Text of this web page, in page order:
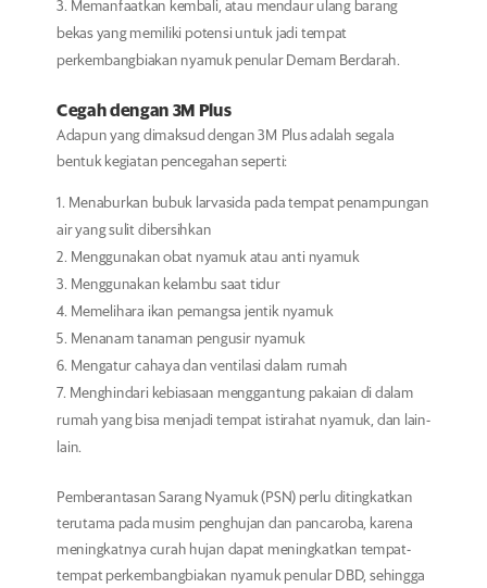
Memanfaatkan kembali, atau mendaur ulang barang
bekas yang memiliki potensi untuk jadi tempat
perkembangbiakan nyamuk penular Demam Berdarah.
Cegah dengan 3M Plus
Adapun yang dimaksud dengan 3M Plus adalah segala
bentuk kegiatan pencegahan seperti:
Menaburkan bubuk larvasida pada tempat penampungan
air yang sulit dibersihkan
Menggunakan obat nyamuk atau anti nyamuk
Menggunakan kelambu saat tidur
Memelihara ikan pemangsa jentik nyamuk
Menanam tanaman pengusir nyamuk
Mengatur cahaya dan ventilasi dalam rumah
Menghindari kebiasaan menggantung pakaian di dalam
rumah yang bisa menjadi tempat istirahat nyamuk, dan lain-
lain.
Pemberantasan Sarang Nyamuk (PSN) perlu ditingkatkan
terutama pada musim penghujan dan pancaroba, karena
meningkatnya curah hujan dapat meningkatkan tempat-
tempat perkembangbiakan nyamuk penular DBD, sehingga